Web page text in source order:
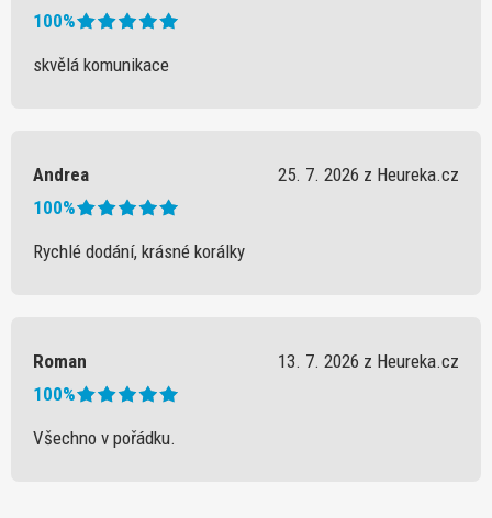
100%
skvělá komunikace
Andrea
25. 7. 2026 z Heureka.cz
100%
Rychlé dodání, krásné korálky
Roman
13. 7. 2026 z Heureka.cz
100%
Všechno v pořádku.